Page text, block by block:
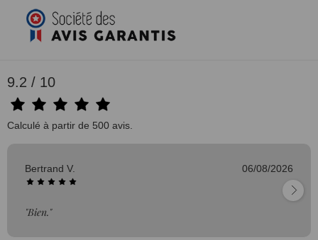
9.2 / 10
Calculé à partir de 500 avis.
Bertrand V. 06/08/2026
"Bien."